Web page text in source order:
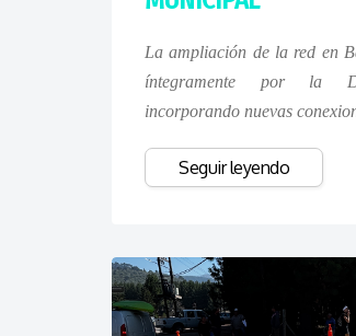
La ampliación de la red en
íntegramente por la
incorporando nuevas
Seguir leyendo